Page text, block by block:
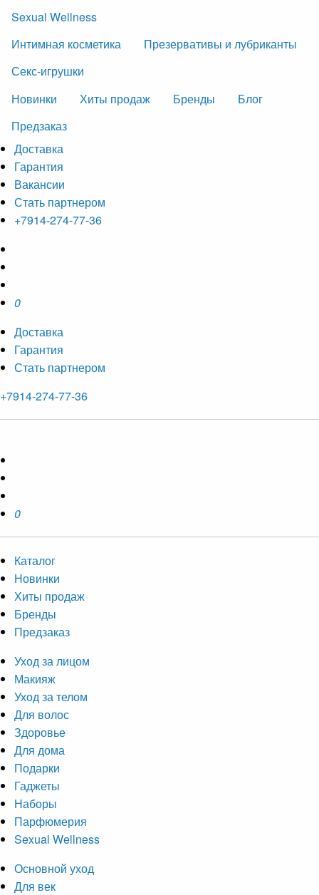
Sexual Wellness
Интимная косметика
Презервативы и лубриканты
Секс-игрушки
Новинки
Хиты продаж Бренды
Блог
Предзаказ
Доставка
Гарантия
Вакансии
Стать партнером
+7914-274-77-36
0
Доставка
Гарантия
Стать партнером
+7914-274-77-36
0
Каталог
Новинки
Хиты продаж
Бренды
Предзаказ
Уход за лицом
Макияж
Уход за телом
Для волос
Здоровье
Для дома
Подарки
Гаджеты
Наборы
Парфюмерия
Sexual Wellness
Основной уход
Для век